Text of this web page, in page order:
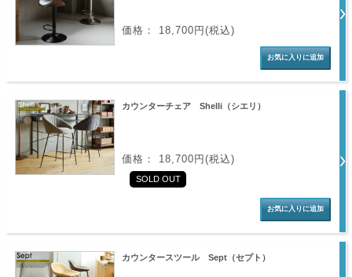
価格： 18,700円(税込)
カウンターチェア Shelli（シエリ）
価格： 18,700円(税込)
SOLD OUT
カウンタースツール Sept（セプト）